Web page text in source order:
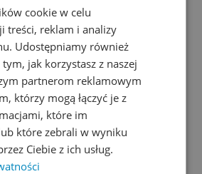
cookie w celu
treści, reklam i analizy
Udostępniamy również
jak korzystasz z naszej
partnerom reklamowym
którzy mogą łączyć je z
które im
które zebrali w wyniku
Ciebie z ich usług.